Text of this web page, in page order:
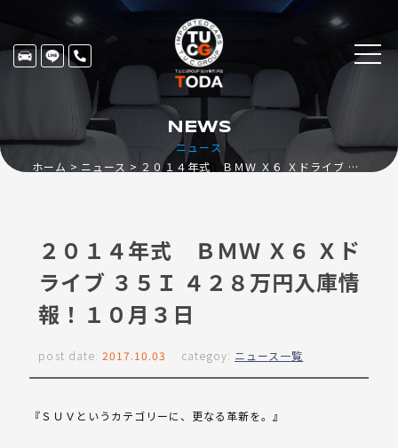
ニュース
NEWS
ホーム ニュース ２０１４年式 ＢＭＷ Ｘ６ Ｘドライブ ３５Ｉ ４２８万円入庫情報！１０月３日
２０１４年式 ＢＭＷ Ｘ６ Ｘド
ライブ ３５Ｉ ４２８万円入庫情
報！１０月３日
post date: 2017.10.03 categoy: ニュース一覧
『ＳＵＶというカテゴリーに、更なる革新を。』